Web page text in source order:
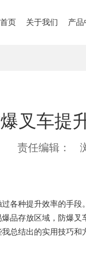
页 关于我们 产品
叉车提
责任编辑：
各种提升效率的手
品存放区域，防爆
总结出的实用技巧和